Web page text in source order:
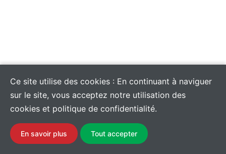
Ce site utilise des cookies : En continuant à naviguer
sur le site, vous acceptez notre utilisation des
cookies et politique de confidentialité.
En savoir plus Tout accepter